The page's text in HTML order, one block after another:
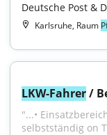
Deutsche Post &
Karlsruhe, Raum
LKW-Fahrer /
"...•
selbstständig on